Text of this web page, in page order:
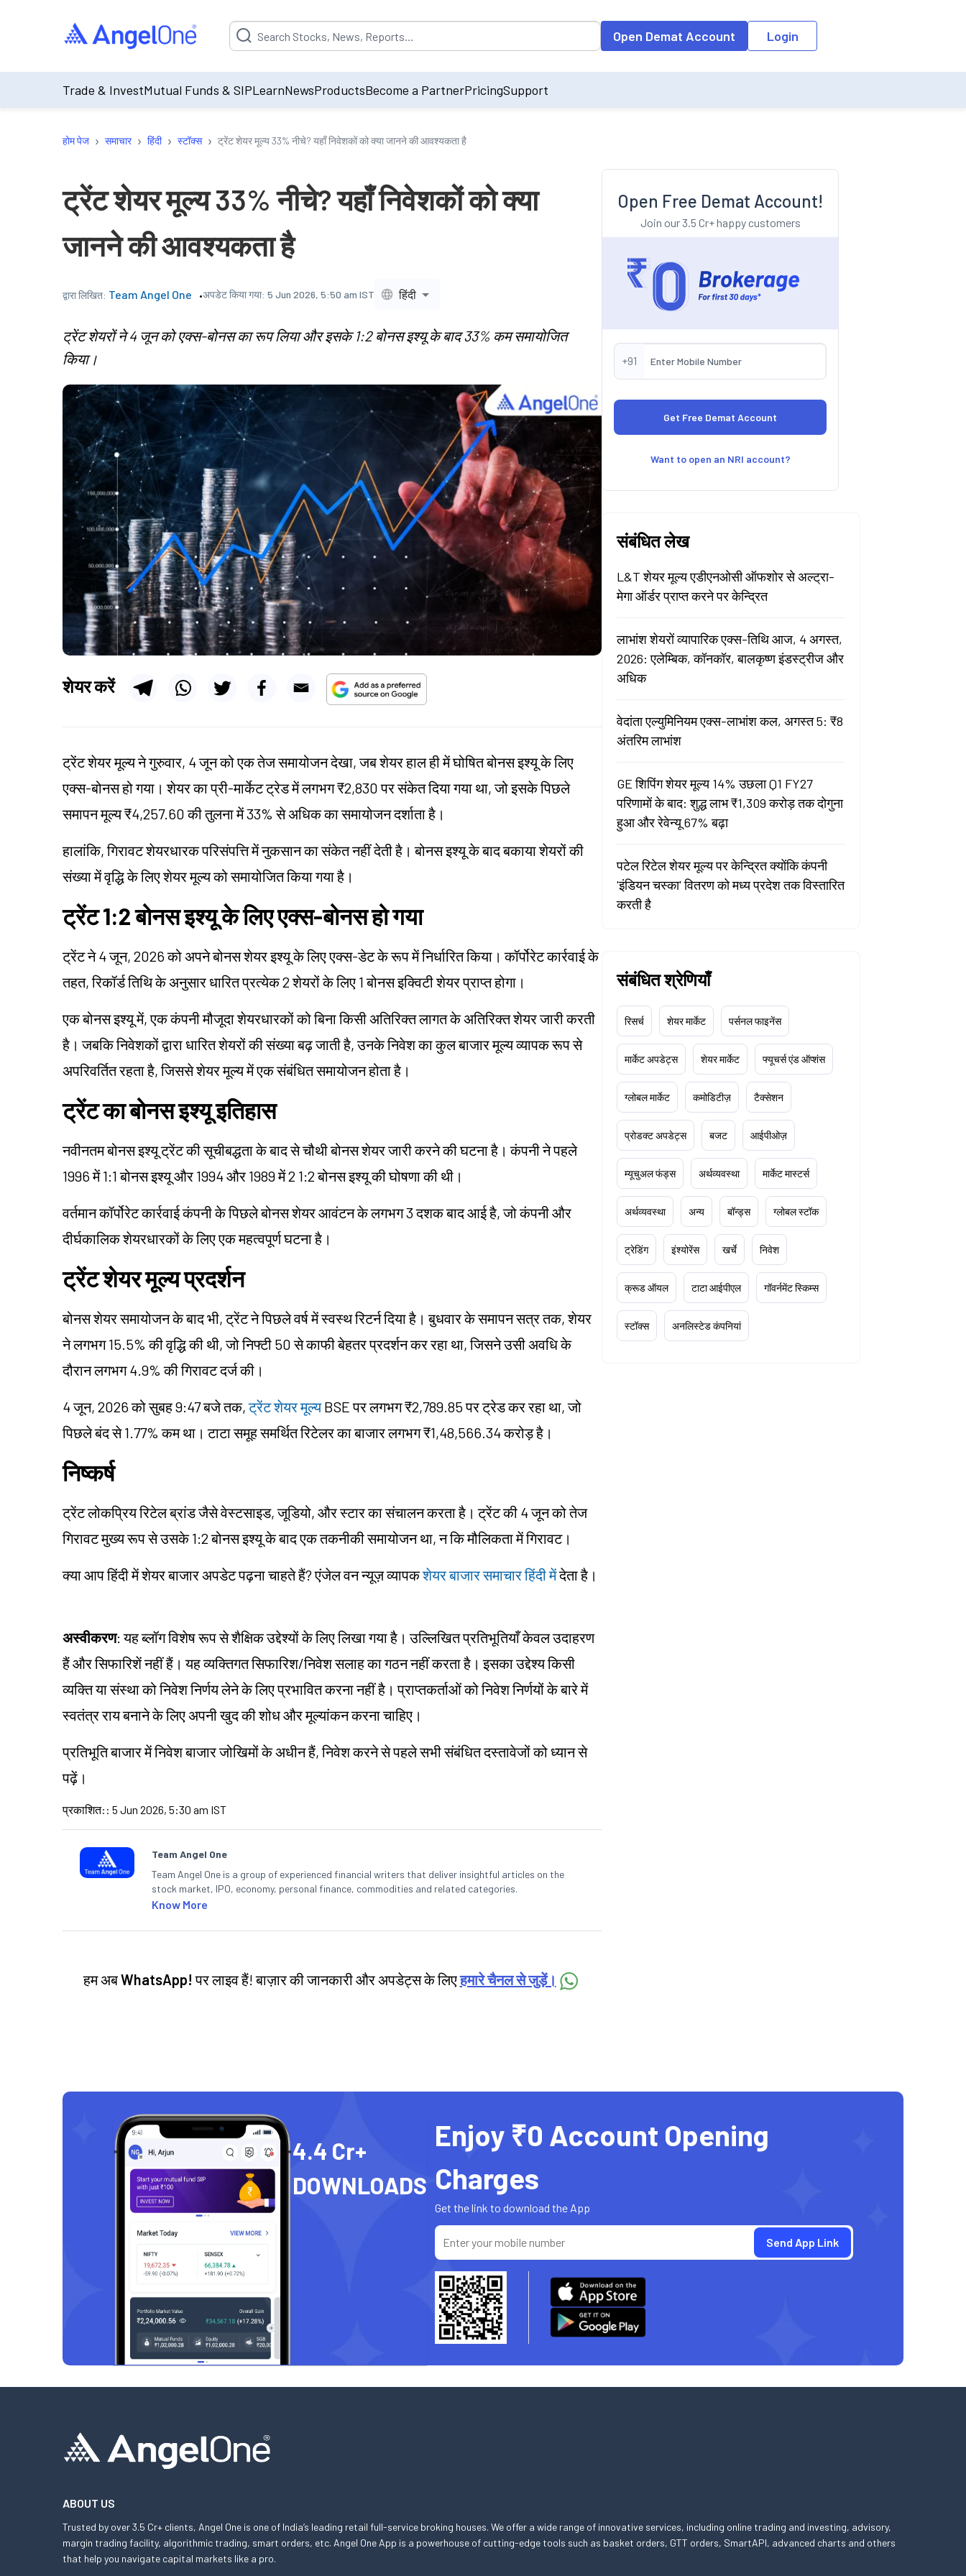
Suggestion will be populated by default on accessing the input field. On entering data into the input field, the suggestion list will be updated as per the
Open Demat Account Login
Trade & InvestMutual Funds & SIPLearnNewsProductsBecome a PartnerPricingSupport
होम पेज › समाचार › हिंदी › स्टॉक्स › ट्रेंट शेयर मूल्य 33% नीचे? यहाँ निवेशकों को क्या जानने की आवश्यकता है
ट्रेंट शेयर मूल्य 33% नीचे? यहाँ निवेशकों को क्या
जानने की आवश्यकता है
द्वारा लिखित: Team Angel One अपडेट किया गया: 5 Jun 2026, 5:50 am IST हिंदी
ट्रेंट शेयरों ने 4 जून को एक्स-बोनस का रूप लिया और इसके 1:2 बोनस इश्यू के बाद 33% कम समायोजित
किया।
शेयर करें
ट्रेंट शेयर मूल्य ने गुरुवार, 4 जून को एक तेज समायोजन देखा, जब शेयर हाल ही में घोषित बोनस इश्यू के लिए
एक्स-बोनस हो गया। शेयर का प्री-मार्केट ट्रेड में लगभग ₹2,830 पर संकेत दिया गया था, जो इसके पिछले
समापन मूल्य ₹4,257.60 की तुलना में 33% से अधिक का समायोजन दर्शाता है।
हालांकि, गिरावट शेयरधारक परिसंपत्ति में नुकसान का संकेत नहीं देती है। बोनस इश्यू के बाद बकाया शेयरों की
संख्या में वृद्धि के लिए शेयर मूल्य को समायोजित किया गया है।
ट्रेंट 1:2 बोनस इश्यू के लिए एक्स-बोनस हो गया
ट्रेंट ने 4 जून, 2026 को अपने बोनस शेयर इश्यू के लिए एक्स-डेट के रूप में निर्धारित किया। कॉर्पोरेट कार्रवाई के
तहत, रिकॉर्ड तिथि के अनुसार धारित प्रत्येक 2 शेयरों के लिए 1 बोनस इक्विटी शेयर प्राप्त होगा।
एक बोनस इश्यू में, एक कंपनी मौजूदा शेयरधारकों को बिना किसी अतिरिक्त लागत के अतिरिक्त शेयर जारी करती
है। जबकि निवेशकों द्वारा धारित शेयरों की संख्या बढ़ जाती है, उनके निवेश का कुल बाजार मूल्य व्यापक रूप से
अपरिवर्तित रहता है, जिससे शेयर मूल्य में एक संबंधित समायोजन होता है।
ट्रेंट का बोनस इश्यू इतिहास
नवीनतम बोनस इश्यू ट्रेंट की सूचीबद्धता के बाद से चौथी बोनस शेयर जारी करने की घटना है। कंपनी ने पहले
1996 में 1:1 बोनस इश्यू और 1994 और 1989 में 2 1:2 बोनस इश्यू की घोषणा की थी।
वर्तमान कॉर्पोरेट कार्रवाई कंपनी के पिछले बोनस शेयर आवंटन के लगभग 3 दशक बाद आई है, जो कंपनी और
दीर्घकालिक शेयरधारकों के लिए एक महत्वपूर्ण घटना है।
ट्रेंट शेयर मूल्य प्रदर्शन
बोनस शेयर समायोजन के बाद भी, ट्रेंट ने पिछले वर्ष में स्वस्थ रिटर्न दिया है। बुधवार के समापन सत्र तक, शेयर
ने लगभग 15.5% की वृद्धि की थी, जो निफ्टी 50 से काफी बेहतर प्रदर्शन कर रहा था, जिसने उसी अवधि के
दौरान लगभग 4.9% की गिरावट दर्ज की।
4 जून, 2026 को सुबह 9:47 बजे तक,ट्रेंट शेयर मूल्यBSE पर लगभग ₹2,789.85 पर ट्रेड कर रहा था, जो
पिछले बंद से 1.77% कम था। टाटा समूह समर्थित रिटेलर का बाजार लगभग ₹1,48,566.34 करोड़ है।
निष्कर्ष
ट्रेंट लोकप्रिय रिटेल ब्रांड जैसे वेस्टसाइड,जूडियो, और स्टार का संचालन करता है। ट्रेंट की 4 जून को तेज
गिरावट मुख्य रूप से उसके 1:2 बोनस इश्यू के बाद एक तकनीकी समायोजन था, न कि मौलिकता में गिरावट।
क्या आप हिंदी में शेयर बाजार अपडेट पढ़ना चाहते हैं? एंजेल वन न्यूज़ व्यापकशेयर बाजार समाचार हिंदी मेंदेता है।
अस्वीकरण: यह ब्लॉग विशेष रूप से शैक्षिक उद्देश्यों के लिए लिखा गया है। उल्लिखित प्रतिभूतियाँ केवल उदाहरण
हैं और सिफारिशें नहीं हैं। यह व्यक्तिगत सिफारिश/निवेशसलाह का गठन नहीं करता है। इसका उद्देश्य किसी
व्यक्ति या संस्था को निवेश निर्णय लेने के लिए प्रभावित करना नहीं है। प्राप्तकर्ताओं को निवेश निर्णयों के बारे में
स्वतंत्र राय बनाने के लिए अपनी खुद की शोध और मूल्यांकन करना चाहिए।
प्रतिभूति बाजार में निवेश बाजारजोखिमोंके अधीन हैं, निवेश करने से पहले सभी संबंधित दस्तावेजों को ध्यान से
पढ़ें।
प्रकाशित: : 5 Jun 2026, 5:30 am IST
Team Angel One
Team Angel One is a group of experienced financial writers that deliver insightful articles on the
stock market, IPO, economy, personal finance, commodities and related categories.
Know More
हम अबWhatsApp! पर लाइव हैं! बाज़ार की जानकारी और अपडेट्स के लिएहमारे चैनल से जुड़ें।
Open Free Demat Account!
Join our 3.5 Cr+ happy customers
+91
Want to open an NRI account?
संबंधित लेख
L&T शेयर मूल्य एडीएनओसी ऑफशोर से अल्ट्रा-
मेगा ऑर्डर प्राप्त करने पर केन्द्रित
लाभांश शेयरों व्यापारिक एक्स-तिथि आज, 4 अगस्त,
2026: एलेम्बिक, कॉनकॉर, बालकृष्ण इंडस्ट्रीज और
अधिक
वेदांता एल्युमिनियम एक्स-लाभांश कल, अगस्त 5: ₹8
अंतरिम लाभांश
GE शिपिंग शेयर मूल्य 14% उछला Q1 FY27
परिणामों के बाद: शुद्ध लाभ ₹1,309 करोड़ तक दोगुना
हुआ और रेवेन्यू 67% बढ़ा
पटेल रिटेल शेयर मूल्य पर केन्द्रित क्योंकि कंपनी
'इंडियन चस्का' वितरण को मध्य प्रदेश तक विस्तारित
करती है
संबंधित श्रेणियाँ
रिसर्च शेयर मार्केट पर्सनल फाइनेंस
मार्केट अपडेट्स शेयर मार्केट फ्यूचर्स एंड ऑप्शंस
ग्लोबल मार्केट कमोडिटीज़ टैक्सेशन
प्रोडक्ट अपडेट्स बजट आईपीओज़
म्यूचुअल फंड्स अर्थव्यवस्था मार्केट मास्टर्स
अर्थव्यवस्था अन्य बॉन्ड्स ग्लोबल स्टॉक
ट्रेडिंग इंश्योरेंस खर्चे निवेश
क्रूड ऑयल टाटा आईपीएल गॉवर्नमेंट स्किम्स
स्टॉक्स अनलिस्टेड कंपनियां
4.4 Cr+
DOWNLOADS
Enjoy ₹0 Account Opening
Charges
Get the link to download the App
ABOUT US
Trusted by over 3.5 Cr+ clients, Angel One is one of India’s leading retail full-service broking houses. We offer a wide range of innovative services, including online trading and investing, advisory,
margin trading facility, algorithmic trading, smart orders, etc. Angel One App is a powerhouse of cutting-edge tools such as basket orders, GTT orders, SmartAPI, advanced charts and others
that help you navigate capital markets like a pro.